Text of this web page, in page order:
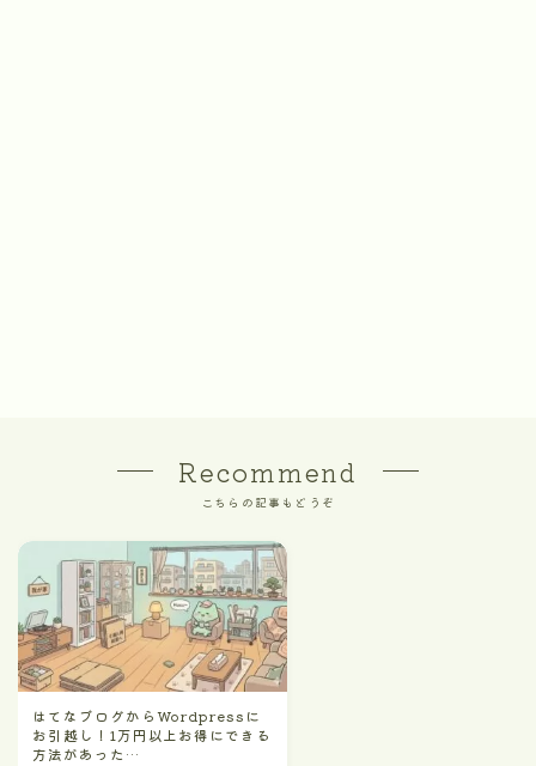
Recommend
こちらの記事もどうぞ
はてなブログからWordpressに
お引越し！1万円以上お得にできる
方法があった…